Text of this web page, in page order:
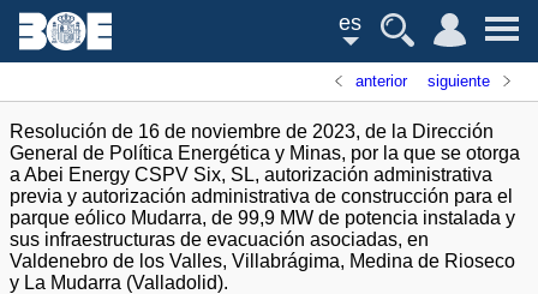
es
anterior siguiente
Resolución de 16 de noviembre de 2023, de la Dirección
General de Política Energética y Minas, por la que se otorga
a Abei Energy CSPV Six, SL, autorización administrativa
previa y autorización administrativa de construcción para el
parque eólico Mudarra, de 99,9 MW de potencia instalada y
sus infraestructuras de evacuación asociadas, en
Valdenebro de los Valles, Villabrágima, Medina de Rioseco
y La Mudarra (Valladolid).